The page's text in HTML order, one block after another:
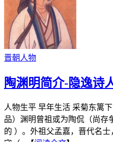
晋朝人物
陶渊明简介-隐逸诗
人物生平 早年生活 采菊东篱
品）渊明曾祖或为陶侃（尚存
的 ）。外祖父孟嘉，晋代名